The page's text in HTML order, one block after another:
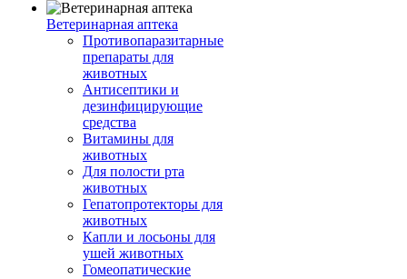
Ветеринарная аптека
Противопаразитарные
препараты для
животных
Антисептики и
дезинфицирующие
средства
Витамины для
животных
Для полости рта
животных
Гепатопротекторы для
животных
Капли и лосьоны для
ушей животных
Гомеопатические